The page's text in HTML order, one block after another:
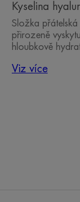
Kyselina
Složka
přirozeně
hloubkově
Viz více